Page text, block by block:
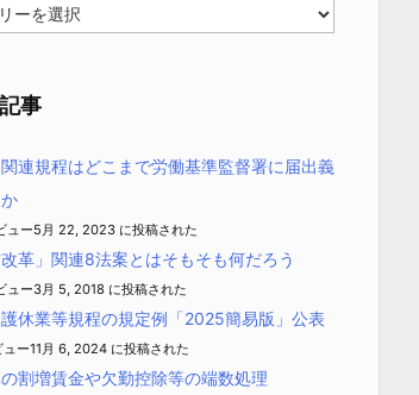
事
連規程はどこまで労働基準監督署に届出義
ュー5月 22, 2023 に投稿された
改革」関連8法案とはそもそも何だろう
ュー3月 5, 2018 に投稿された
休業等規程の規定例「2025簡易版」公表
ュー11月 6, 2024 に投稿された
割増賃金や欠勤控除等の端数処理